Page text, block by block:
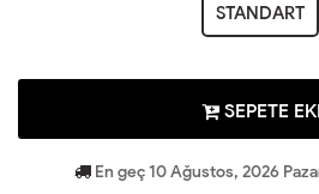
STANDART
SEPETE
En geç 10 Ağustos, 2026